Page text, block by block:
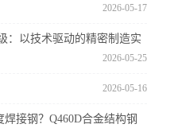
2026-05-17
：以技术驱动的精密制造实
2026-05-25
2026-05-16
接钢？Q460D合金结构钢